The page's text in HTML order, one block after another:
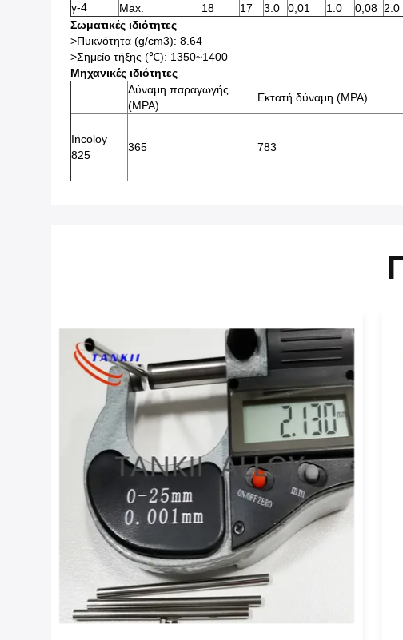
γ-4
Max.
18 17 3.0 0,01 1.0 0,08 2.0
Σωματικές ιδιότητες
>Πυκνότητα (g/cm3): 8.64
>Σημείο τήξης (℃): 1350~1400
Μηχανικές ιδιότητες
Δύναμη παραγωγής
(MPA)
Εκτατή δύναμη (MPA)
Incoloy
825
365 783